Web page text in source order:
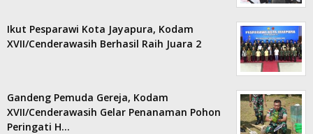
Ikut Pesparawi Kota Jayapura, Kodam
XVII/Cenderawasih Berhasil Raih Juara 2
Gandeng Pemuda Gereja, Kodam
XVII/Cenderawasih Gelar Penanaman Pohon
Peringati H…